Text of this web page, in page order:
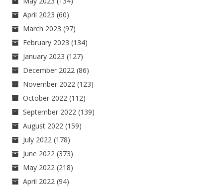
April 2023 (60)
March 2023 (97)
February 2023 (134)
January 2023 (127)
December 2022 (86)
November 2022 (123)
October 2022 (112)
September 2022 (139)
August 2022 (159)
July 2022 (178)
June 2022 (373)
May 2022 (218)
April 2022 (94)